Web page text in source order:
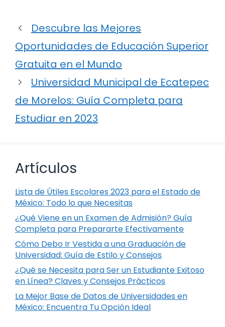
Descubre las Mejores
Oportunidades de Educación Superior
Gratuita en el Mundo
Universidad Municipal de Ecatepec
de Morelos: Guía Completa para
Estudiar en 2023
Artículos
Lista de Útiles Escolares 2023 para el Estado de
México: Todo lo que Necesitas
¿Qué Viene en un Examen de Admisión? Guía
Completa para Prepararte Efectivamente
Cómo Debo Ir Vestida a una Graduación de
Universidad: Guía de Estilo y Consejos
¿Qué se Necesita para Ser un Estudiante Exitoso
en Línea? Claves y Consejos Prácticos
La Mejor Base de Datos de Universidades en
México: Encuentra Tu Opción Ideal